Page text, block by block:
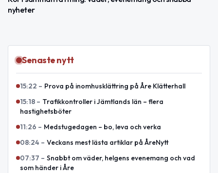
nyheter
Senaste nytt
15:22 – Prova på inomhusklättring på Åre Klätterhall
15:18 – Trafikkontroller i Jämtlands län – flera
hastighetsböter
11:26 – Medstugedagen – bo, leva och verka
08:24 – Veckans mest lästa artiklar på ÅreNytt
07:37 – Snabbt om väder, helgens evenemang och vad
som händer i Åre